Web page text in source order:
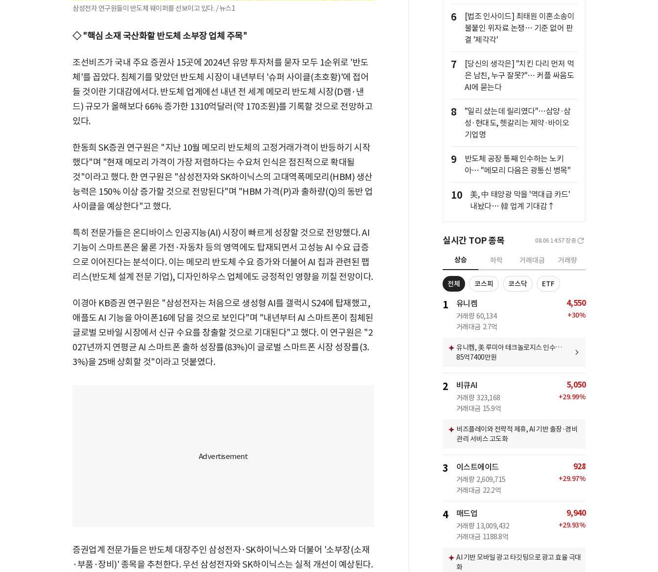
삼성전자 연구원들이 반도체 웨이퍼를 선보이고 있다. / 뉴스1
◇ "핵심 소재 국산화할 반도체 소부장 업체 주목"
조선비즈가 국내 주요 증권사 15곳에 2024년 유망 투자처를 묻자 모두 1순위로 '반도
체'를 꼽았다. 침체기를 맞았던 반도체 시장이 내년부터 '슈퍼 사이클(초호황)'에 접어
들 것이란 기대감에서다. 반도체 업계에선 내년 전 세계 메모리 반도체 시장(D램·낸
드) 규모가 올해보다 66% 증가한 1310억달러(약 170조원)를 기록할 것으로 전망하고
있다.
한동희 SK증권 연구원은 "지난 10월 메모리 반도체의 고정거래가격이 반등하기 시작
했다"며 "현재 메모리 가격이 가장 저렴하다는 수요처 인식은 점진적으로 확대될
것"이라고 했다. 한 연구원은 "삼성전자와 SK하이닉스의 고대역폭메모리(HBM) 생산
능력은 150% 이상 증가할 것으로 전망된다"며 "HBM 가격(P)과 출하량(Q)의 동반 업
사이클을 예상한다"고 했다.
특히 전문가들은 온디바이스 인공지능(AI) 시장이 빠르게 성장할 것으로 전망했다. AI
기능이 스마트폰은 물론 가전·자동차 등의 영역에도 탑재되면서 고성능 AI 수요 급증
으로 이어진다는 분석이다. 이는 메모리 반도체 수요 증가와 더불어 AI 칩과 관련된 팹
리스(반도체 설계 전문 기업), 디자인하우스 업체에도 긍정적인 영향을 끼칠 전망이다.
이경아 KB증권 연구원은 "삼성전자는 처음으로 생성형 AI를 갤럭시 S24에 탑재했고,
애플도 AI 기능을 아이폰16에 담을 것으로 보인다"며 "내년부터 AI 스마트폰이 침체된
글로벌 모바일 시장에서 신규 수요를 창출할 것으로 기대된다"고 했다. 이 연구원은 "2
027년까지 연평균 AI 스마트폰 출하 성장률(83%)이 글로벌 스마트폰 시장 성장률(3.
3%)을 25배 상회할 것"이라고 덧붙였다.
증권업계 전문가들은 반도체 대장주인 삼성전자·SK하이닉스와 더불어 '소부장(소재
·부품·장비)' 종목을 추천한다. 우선 삼성전자와 SK하이닉스는 실적 개선이 예상된다.
6
[법조 인사이드] 최태원 이혼소송이
불붙인 위자료 논쟁… 기준 없어 판
결 '제각각'
7
[당신의 생각은] "치킨 다리 먼저 먹
은 남친, 누구 잘못?"… 커플 싸움도
AI에 묻는다
8
"일리 샀는데 릴리였다"…삼양·삼
성·현대도, 헷갈리는 제약·바이오
기업명
9
반도체 공장 통째 인수하는 노키
아… "메모리 다음은 광통신 병목"
10
美, 中 태양광 막을 '역대급 카드'
내놨다… 韓 업계 기대감↑
실시간 TOP 종목 08.06 14:57 장중
상승 하락 거래대금 거래량
전체 코스피 코스닥 ETF
1 유니켐
거래량 60,134
거래대금 2.7억
4,550
+30%
유니켐, 美 루미아 테크놀로지스 인수…
85억7400만원
2 비큐AI
거래량 323,168
거래대금 15.9억
5,050
+29.99%
비즈플레이와 전략적 제휴, AI 기반 출장·경비
관리 서비스 고도화
3 이스트에이드
거래량 2,609,715
거래대금 22.2억
928
+29.97%
4 매드업
거래량 13,009,432
거래대금 1188.8억
9,940
+29.93%
AI 기반 모바일 광고 타깃팅으로 광고 효율 극대
화